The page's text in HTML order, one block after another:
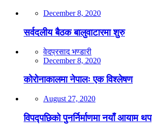
December 8, 2020
सर्वदलीय बैठक बालुवाटारमा शुरु
वेदप्रसाद भण्डारी
December 8, 2020
कोरोनाकालमा नेपालः एक विश्लेषण
August 27, 2020
विपद्पछिको पुनर्निर्माणमा नयाँ आयाम थप